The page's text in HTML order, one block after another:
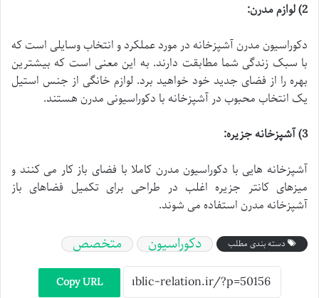
2) لوازم مدرن:
دکوراسیون مدرن آشپزخانه در مورد عملکرد و انتخاب وسایلی است که
با سبک زندگی شما مطابقت دارند. به این معنی است که بیشترین
بهره را از فضای جدید خود خواهید برد. لوازم خانگی از جنس استیل
یک انتخاب محبوب در آشپزخانه با دکوراسیونی مدرن هستند.
3) آشپزخانه جزیره:
آشپزخانه هایی با دکوراسیون مدرن کاملا با فضای باز کار می کنند و
میزهای کانتر جزیره اغلب در طراحی برای تکمیل فضاهای باز
آشپزخانه مدرن استفاده می شوند.
دسته بندی مطلب دکوراسیون متخصص
Copy URL